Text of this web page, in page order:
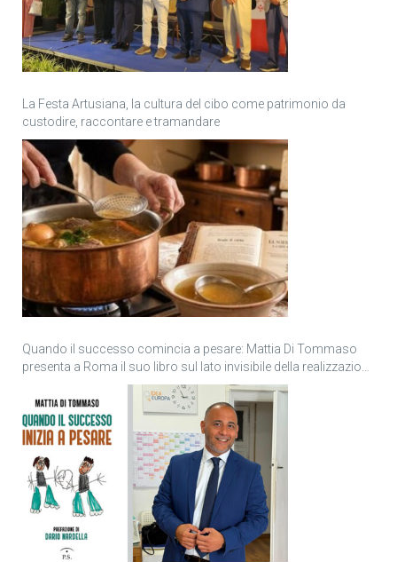
La Festa Artusiana, la cultura del cibo come patrimonio da
custodire, raccontare e tramandare
Quando il successo comincia a pesare: Mattia Di Tommaso
presenta a Roma il suo libro sul lato invisibile della realizzazione